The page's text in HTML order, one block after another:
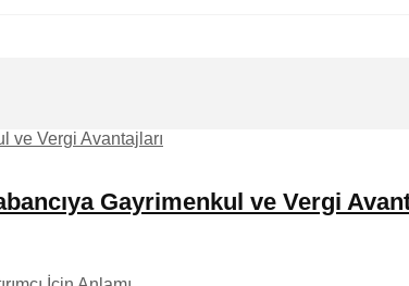
Gayrimenkul ve Vergi